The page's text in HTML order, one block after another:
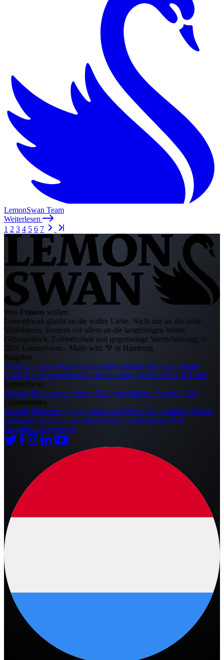
LemonSwan Team
Weiterlesen
1 2 3 4 5 6 7
Was Frauen wollen
LemonSwan glaubt an die wahre Liebe. Nicht nur an das erste
Verliebtsein, sondern vor allem an die langfristigen Werte:
Geborgenheit, Zufriedenheit und gegenseitige Wertschätzung. ©
2026 LemonSwan - Made with 💚 in Hamburg
Ratgeber
Übersicht Erstes Date Partnersuche LemonSwan Tipps Single
Städte Experteninterview Liebeshoroskop Wissenschaft & Liebe
LemonSwan
Mission Erfahrungen Presse Erfolgsgeschichten Service FAQ
Unternehmen
Kontakt Partnerprogramm Impressum Preise & Leistungen Vertrag
kündigen Vertrag widerrufen Datenschutzerklärung AGB
Nutzungsbedingungen